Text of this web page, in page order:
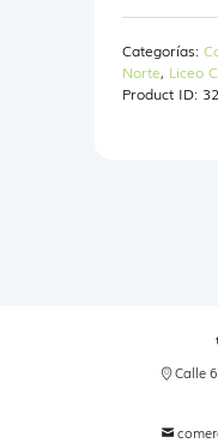
Producción
11°
cantidad
Categorías:
Norte, Liceo
Product ID:
Calle